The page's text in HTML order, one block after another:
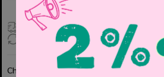
Giao hàng toàn quốc
Đổi hàng 3 ngày (HCM), 7 ngày (Tỉnh)
Chia sẻ